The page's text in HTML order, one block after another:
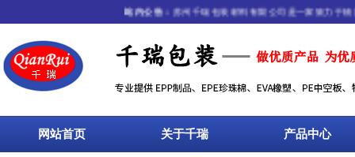
站内公告：苏州千瑞包装材料有限公司是一家致力于物流
网站首页 关于千瑞 产品中心